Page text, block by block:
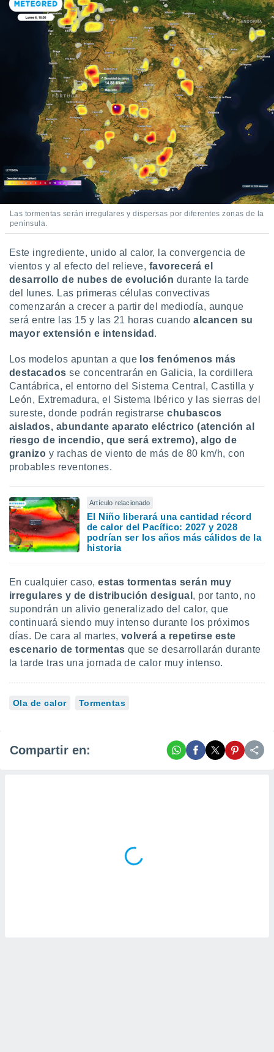
Las tormentas serán irregulares y dispersas por diferentes zonas de la
península.
Este ingrediente, unido al calor, la convergencia de
vientos y al efecto del relieve, favorecerá el
desarrollo de nubes de evolución durante la tarde
del lunes. Las primeras células convectivas
comenzarán a crecer a partir del mediodía, aunque
será entre las 15 y las 21 horas cuandoalcancen su
mayor extensión e intensidad .
Los modelos apuntan a que los fenómenos más
destacadosse concentrarán en Galicia, la cordillera
Cantábrica, el entorno del Sistema Central, Castilla y
León, Extremadura, el Sistema Ibérico y las sierras del
sureste, donde podrán registrarsechubascos
aislados, abundante aparato eléctrico (atención al
riesgo de incendio, que será extremo), algo de
granizo y rachas de viento de más de 80 km/h, con
probables reventones.
Artículo relacionado
El Niño liberará una cantidad récord
de calor del Pacífico: 2027 y 2028
podrían ser los años más cálidos de la
historia
En cualquier caso,estas tormentas serán muy
irregulares y de distribución desigual , por tanto, no
supondrán un alivio generalizado del calor, que
continuará siendo muy intenso durante los próximos
días. De cara al martes, volverá a repetirse este
escenario de tormentas que se desarrollarán durante
la tarde tras una jornada de calor muy intenso.
Ola de calor Tormentas
Compartir en: